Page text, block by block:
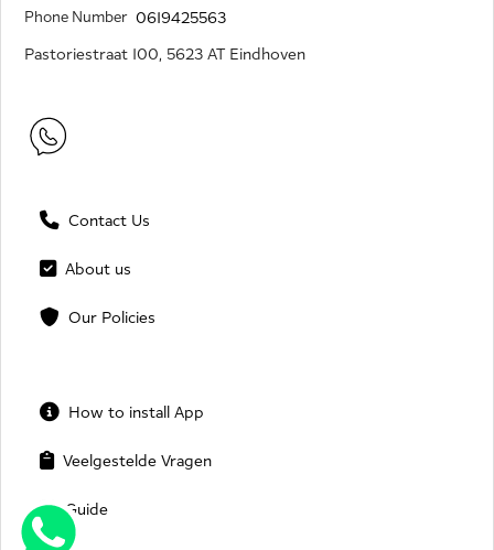
Phone Number 0619425563
Pastoriestraat 100, 5623 AT Eindhoven
Contact Us
About us
Our Policies
How to install App
Veelgestelde Vragen
Guide